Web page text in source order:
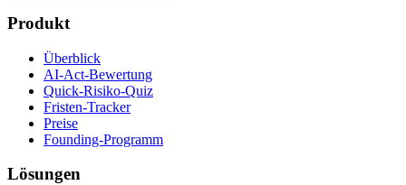
Produkt
Überblick
AI-Act-Bewertung
Quick-Risiko-Quiz
Fristen-Tracker
Preise
Founding-Programm
Lösungen